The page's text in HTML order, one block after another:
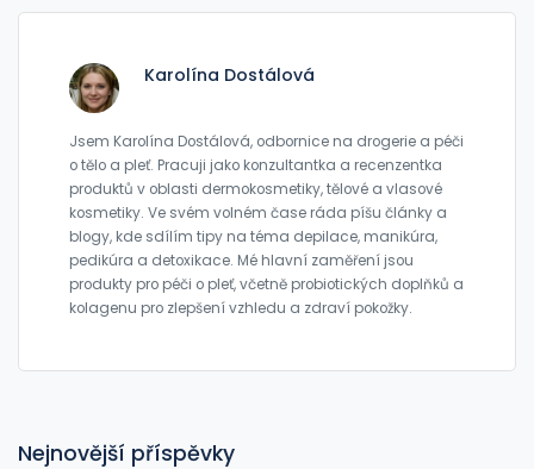
Karolína Dostálová
Jsem Karolína Dostálová, odbornice na drogerie a péči
o tělo a pleť. Pracuji jako konzultantka a recenzentka
produktů v oblasti dermokosmetiky, tělové a vlasové
kosmetiky. Ve svém volném čase ráda píšu články a
blogy, kde sdílím tipy na téma depilace, manikúra,
pedikúra a detoxikace. Mé hlavní zaměření jsou
produkty pro péči o pleť, včetně probiotických doplňků a
kolagenu pro zlepšení vzhledu a zdraví pokožky.
Nejnovější příspěvky